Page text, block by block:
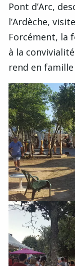
Pont d’Arc,
l’Ardèche,
Forcément, la
à la
rend en famille